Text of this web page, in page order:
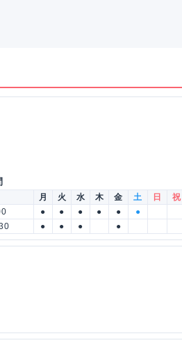
月 火 水 木 金 土 日
祝
● ● ● ● ●
●
● ● ● ●